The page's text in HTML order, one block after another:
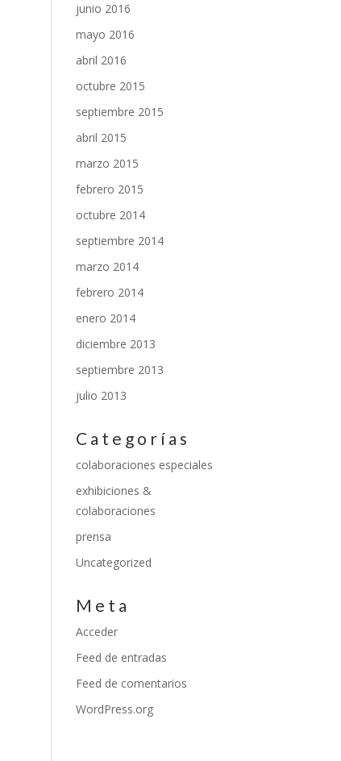
junio 2016
mayo 2016
abril 2016
octubre 2015
septiembre 2015
abril 2015
marzo 2015
febrero 2015
octubre 2014
septiembre 2014
marzo 2014
febrero 2014
enero 2014
diciembre 2013
septiembre 2013
julio 2013
Categorías
colaboraciones especiales
exhibiciones &
colaboraciones
prensa
Uncategorized
Meta
Acceder
Feed de entradas
Feed de comentarios
WordPress.org